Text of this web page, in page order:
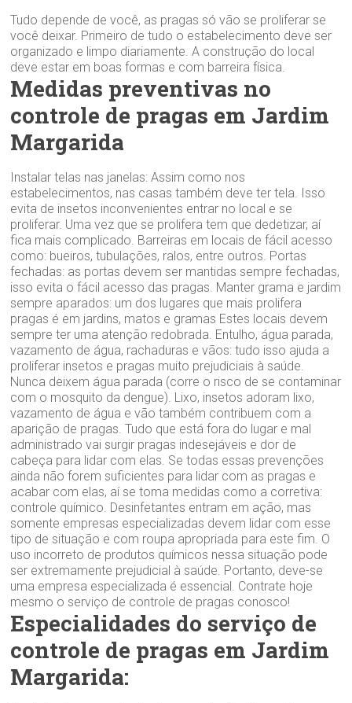
Tudo depende de você, as pragas só vão se proliferar se
você deixar. Primeiro de tudo o estabelecimento deve ser
organizado e limpo diariamente. A construção do local
deve estar em boas formas e com barreira física.
Medidas preventivas no
controle de pragas em Jardim
Margarida
Instalar telas nas janelas: Assim como nos
estabelecimentos, nas casas também deve ter tela. Isso
evita de insetos inconvenientes entrar no local e se
proliferar. Uma vez que se prolifera tem que dedetizar, aí
fica mais complicado. Barreiras em locais de fácil acesso
como: bueiros, tubulações, ralos, entre outros. Portas
fechadas: as portas devem ser mantidas sempre fechadas,
isso evita o fácil acesso das pragas. Manter grama e jardim
sempre aparados: um dos lugares que mais prolifera
pragas é em jardins, matos e gramas Estes locais devem
sempre ter uma atenção redobrada. Entulho, água parada,
vazamento de água, rachaduras e vãos: tudo isso ajuda a
proliferar insetos e pragas muito prejudiciais à saúde.
Nunca deixem água parada (corre o risco de se contaminar
com o mosquito da dengue). Lixo, insetos adoram lixo,
vazamento de água e vão também contribuem com a
aparição de pragas. Tudo que está fora do lugar e mal
administrado vai surgir pragas indesejáveis e dor de
cabeça para lidar com elas. Se todas essas prevenções
ainda não forem suficientes para lidar com as pragas e
acabar com elas, aí se toma medidas como a corretiva:
controle químico. Desinfetantes entram em ação, mas
somente empresas especializadas devem lidar com esse
tipo de situação e com roupa apropriada para este fim. O
uso incorreto de produtos químicos nessa situação pode
ser extremamente prejudicial à saúde. Portanto, deve-se
uma empresa especializada é essencial. Contrate hoje
mesmo o serviço de controle de pragas conosco!
Especialidades do serviço de
controle de pragas em Jardim
Margarida: